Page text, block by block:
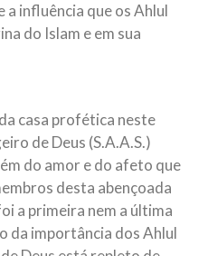
influência que os Ahlul
do Islam e em sua
casa profética neste
de Deus (S.A.A.S.)
do amor e do afeto que
desta abençoada
a primeira nem a última
da importância dos Ahlul